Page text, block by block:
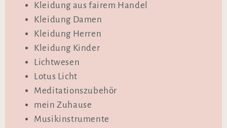
Kleidung aus fairem Handel
Kleidung Damen
Kleidung Herren
Kleidung Kinder
Lichtwesen
Lotus Licht
Meditationszubehör
mein Zuhause
Musikinstrumente